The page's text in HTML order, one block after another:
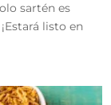
sartén es
listo en